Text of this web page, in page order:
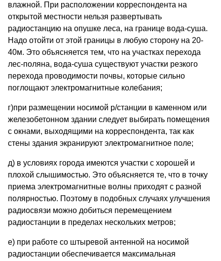
влажной. При расположении корреспондента на
открытой местности нельзя развертывать
радиостанцию на опушке леса, на границе вода-суша.
Надо отойти от этой границы в любую сторону на 20-
40м. Это объясняется тем, что на участках перехода
лес-поляна, вода-суша существуют участки резкого
перехода проводимости почвы, которые сильно
поглощают электромагнитные колебания;
г)при размещении носимой р/станции в каменном или
железобетонном здании следует выбирать помещения
с окнами, выходящими на корреспондента, так как
стены здания экранируют электромагнитное поле;
д) в условиях города имеются участки с хорошей и
плохой слышимостью. Это объясняется те, что в точку
приема электромагнитные волны приходят с разной
полярностью. Поэтому в подобных случаях улучшения
радиосвязи можно добиться перемещением
радиостанции в пределах нескольких метров;
е) при работе со штыревой антенной на носимой
радиостанции обеспечивается максимальная